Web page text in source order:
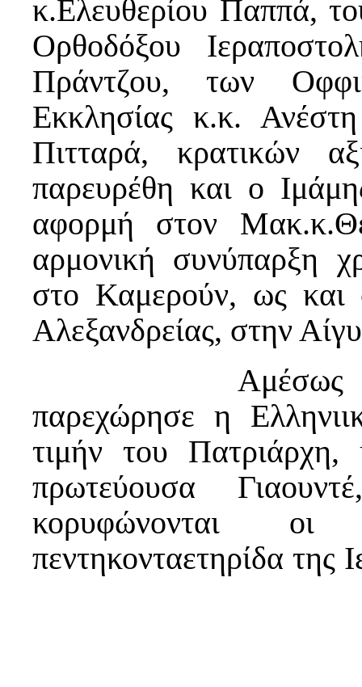
κ.Ελευθερίου Παππά,
Ορθοδόξου
Πράντζου, των
Εκκλησίας κ.κ.
Πιτταρά, κρατικών
παρευρέθη και ο
αφορμή στον
αρμονική συνύπαρξη
στο Καμερούν, ως και
Αλεξανδρείας, στην
Αμέσως μετά
παρεχώρησε η
τιμήν του
πρωτεύουσα
κορυφώνονται
πεντηκονταετηρίδα